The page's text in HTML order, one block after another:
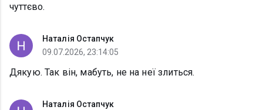
чуттєво.
Наталія Остапчук
09.07.2026, 23:14:05
Дякую. Так він, мабуть, не на неї злиться.
Наталія Остапчук